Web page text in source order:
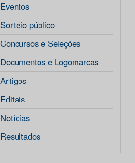
Eventos
Sorteio público
Concursos e Seleções
Documentos e Logomarcas
Artigos
Editais
Notícias
Resultados